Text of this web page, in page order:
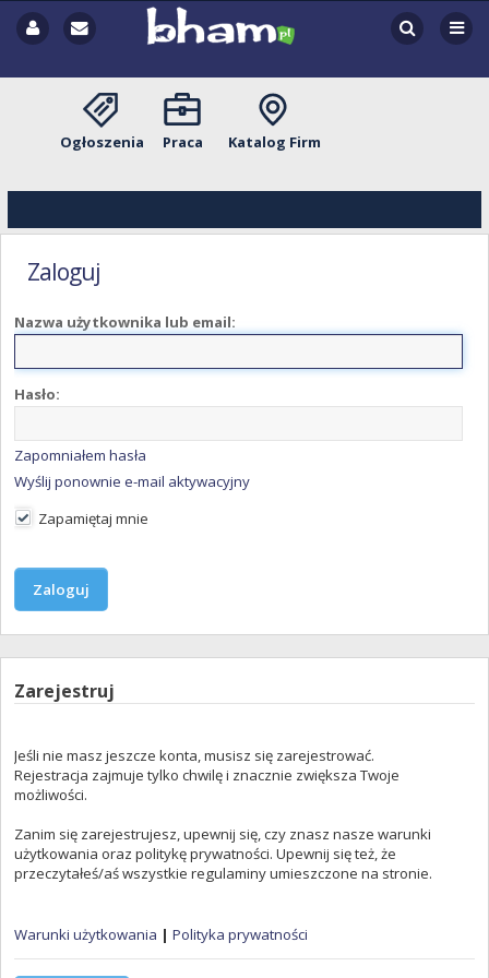
Ogłoszenia Praca Katalog Firm
Zaloguj
Nazwa użytkownika lub email:
Hasło:
Zapomniałem hasła
Wyślij ponownie e-mail aktywacyjny
Zapamiętaj mnie
Zarejestruj
Jeśli nie masz jeszcze konta, musisz się zarejestrować.
Rejestracja zajmuje tylko chwilę i znacznie zwiększa Twoje
możliwości.
Zanim się zarejestrujesz, upewnij się, czy znasz nasze warunki
użytkowania oraz politykę prywatności. Upewnij się też, że
przeczytałeś/aś wszystkie regulaminy umieszczone na stronie.
Warunki użytkowania | Polityka prywatności